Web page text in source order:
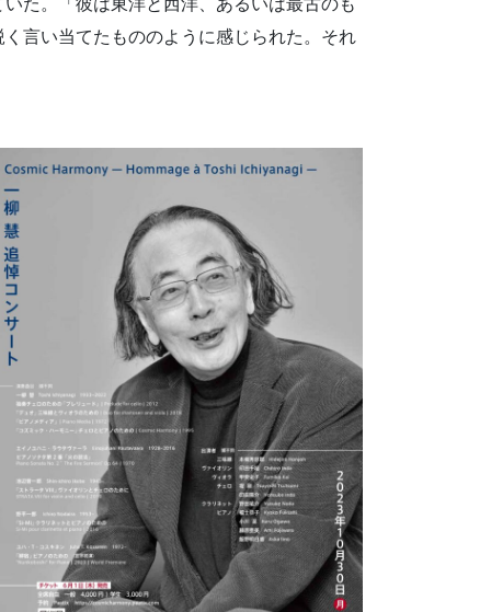
言い当てたもののように感じられた。それ